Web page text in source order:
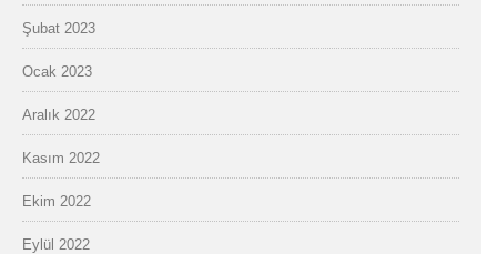
Şubat 2023
Ocak 2023
Aralık 2022
Kasım 2022
Ekim 2022
Eylül 2022